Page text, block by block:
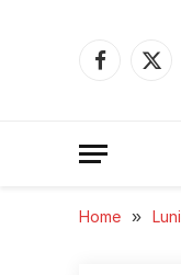
Facebook
X
Home »